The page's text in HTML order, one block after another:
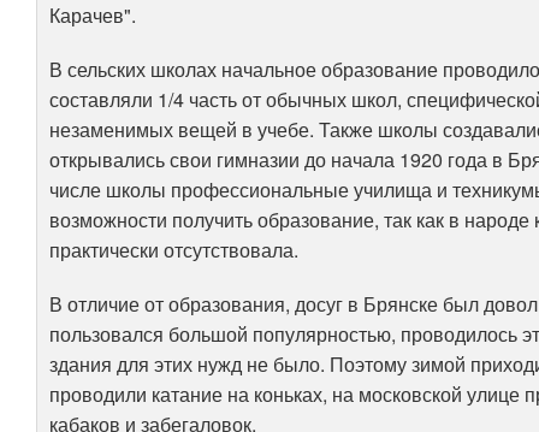
Карачев".
В сельских школах начальное образование
составляли 1/4 часть от обычных школ,
незаменимых вещей в учебе. Также школы
открывались свои гимназии до начала 1920 года в
числе школы профессиональные училища и
возможности получить образование, так как в
практически отсутствовала.
В отличие от образования, досуг в Брянске был
пользовался большой популярностью, проводилось
здания для этих нужд не было. Поэтому зимой
проводили катание на коньках, на московской
кабаков и забегаловок.